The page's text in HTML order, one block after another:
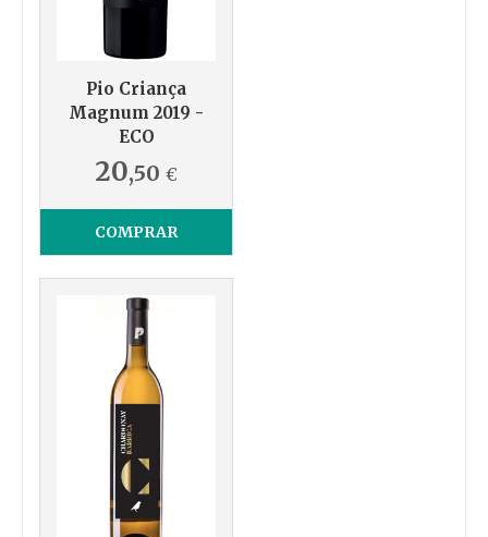
Pio Criança
Magnum 2019 -
ECO
20,50 €
COMPRAR